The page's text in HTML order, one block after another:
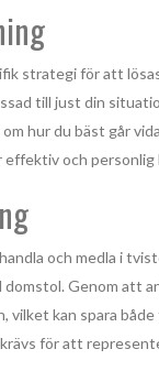
strategi för att
till just din
hur du bäst går
effektiv och
och medla i
Genom att
kan spara
för att